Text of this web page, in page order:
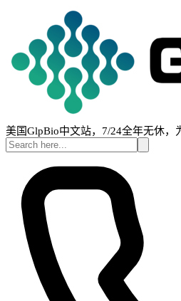
美国GlpBio中文站，7/24全年无休，